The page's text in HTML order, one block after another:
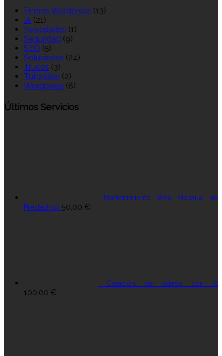
Errores Wordpress (13)
IA (21)
Novedades (1)
Seguridad (9)
SEO (5)
Soluciones (24)
Trucos (3)
Tutoriales (2)
Wordpress (8)
Últimos Servicios
Mantenimiento Web Mensual de
Prestashop 50,00 €
Creación de vídeos con IA
100,00 €